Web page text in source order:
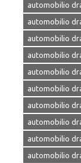
automobilio
automobilio
automobilio
automobilio
automobilio
automobilio
automobilio
automobilio
automobilio
automobilio